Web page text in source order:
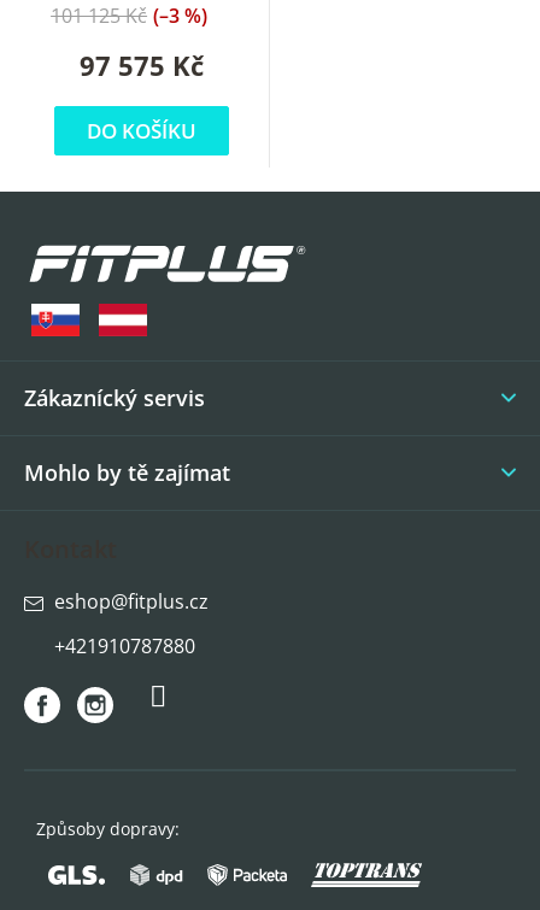
97 575 Kč
101 125 Kč (–3 %)
DO KOŠÍKU
Zákaznícký servis
Mohlo by tě zajímat
eshop@fitplus.cz
+421910787880
Způsoby dopravy: